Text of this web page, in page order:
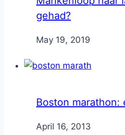
gehad?
ByNicole
May 19, 2019
Boston marathon:
ByNicole
April 16, 2013